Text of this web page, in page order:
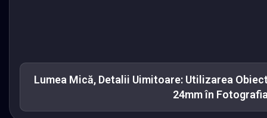
Lumea Mică, Detalii Uimitoare: Utilizarea
24mm în